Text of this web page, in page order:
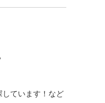
ています！など